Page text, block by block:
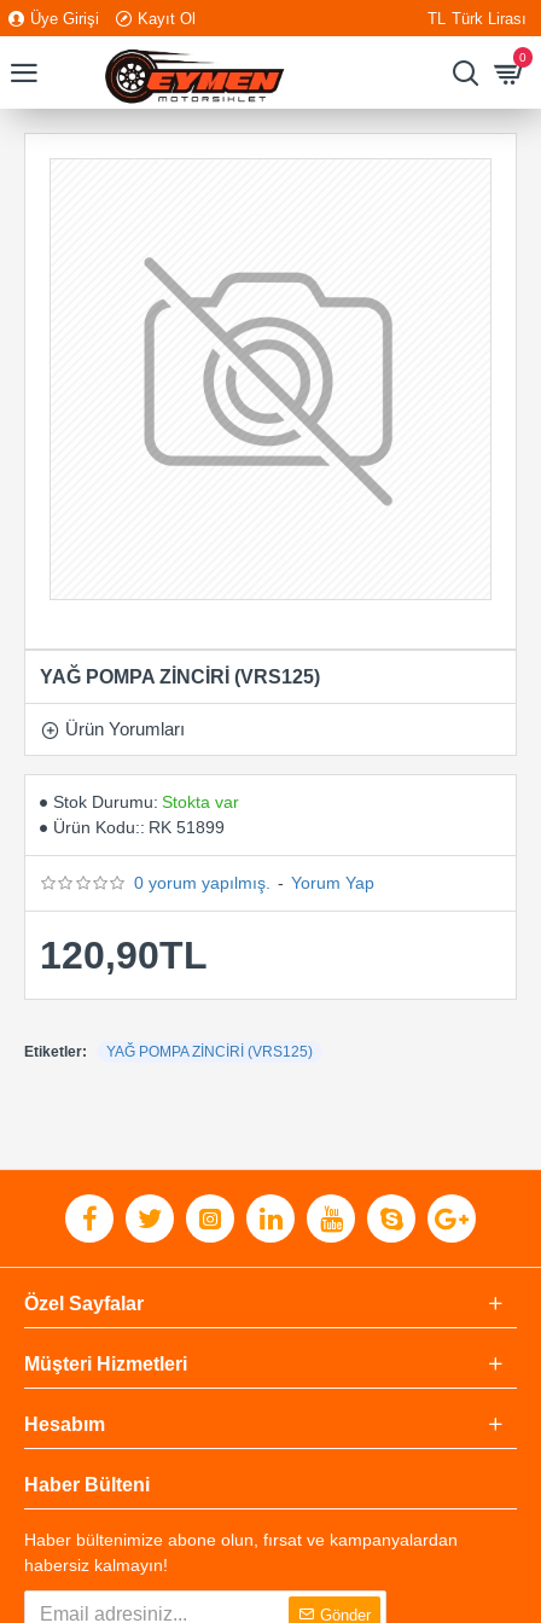
Üye Girişi Kayıt Ol TL Türk Lirası
0
YAĞ POMPA ZİNCİRİ (VRS125)
Ürün Yorumları
Stok Durumu: Stokta var
Ürün Kodu:: RK 51899
0 yorum yapılmış. - Yorum Yap
120,90TL
Etiketler: YAĞ POMPA ZİNCİRİ (VRS125)
Özel Sayfalar
Müşteri Hizmetleri
Hesabım
Haber Bülteni
Haber bültenimize abone olun, fırsat ve kampanyalardan
habersiz kalmayın!
Gönder